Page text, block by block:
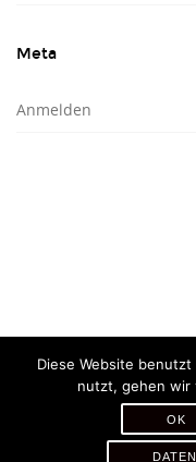
Meta
Anmelden
Diese Website
nutzt, gehen wir
OK